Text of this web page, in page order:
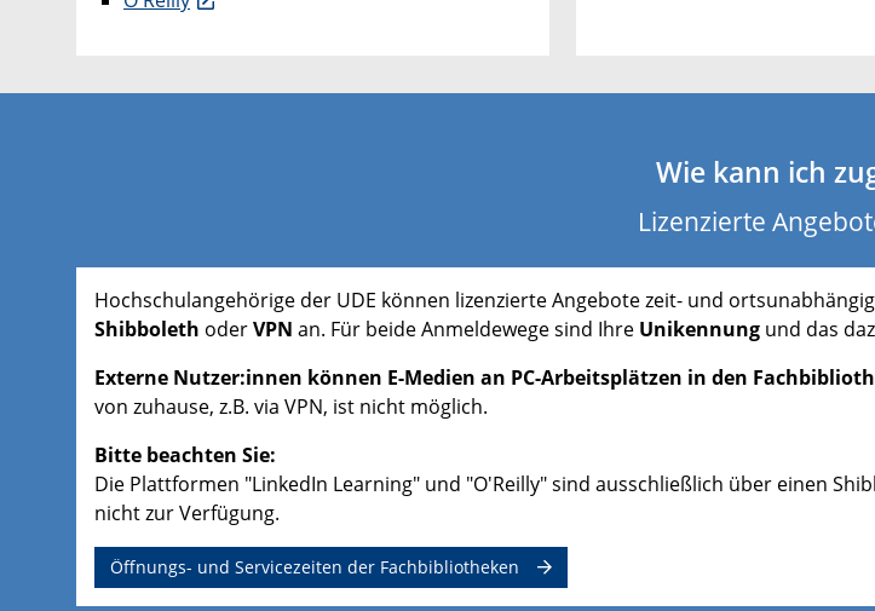
Wie kann ich
Lizenzierte
Hochschulangehörige der UDE können lizenzierte Angebote zeit- und
Shibboleth oderVPN an. Für beide Anmeldewege sind Ihre Unikennung und das
Externe Nutzer:innen können E-Medien an PC-Arbeitsplätzen in den
von zuhause, z.B. via VPN, ist nicht möglich.
Bitte beachten Sie:
Die Plattformen "LinkedIn Learning" und "O'Reilly" sind ausschließlich über einen
nicht zur Verfügung.
Öffnungs- und Servicezeiten der Fachbibliotheken